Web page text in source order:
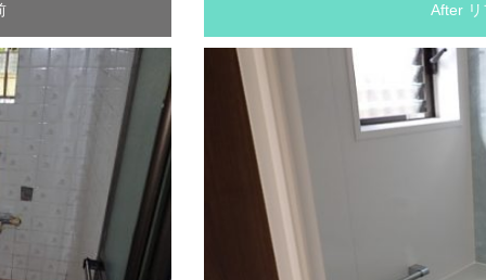
After リ